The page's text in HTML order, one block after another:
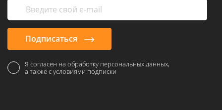
Подписаться
Я согласен на обработку персональных данных,
а также с условиями подписки